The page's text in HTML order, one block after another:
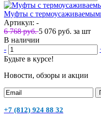
Муфты с
Артикул: -
6 768 руб.5 076 руб. за шт
В наличии
-
Будьте в курсе!
Новости, обзоры и акции
+7 (812) 924 88 32